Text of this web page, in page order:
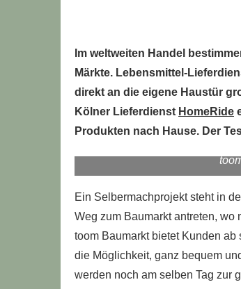
Im weltweiten Handel
Märkte. Lebensmittel-
direkt an die eigene Haustür
Kölner Lieferdienst HomeRide
Produkten nach Hause. Der
Ein Selbermachprojekt steht in
Weg zum Baumarkt antreten, wo
toom Baumarkt bietet Kunden
die Möglichkeit, ganz bequem
werden noch am selben Tag zur